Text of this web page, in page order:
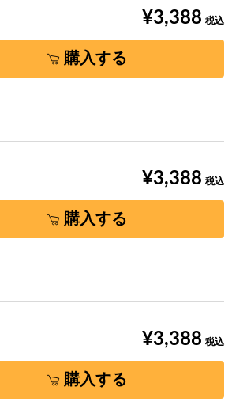
¥3,388
購入する
¥3,388
購入する
¥3,388
購入する